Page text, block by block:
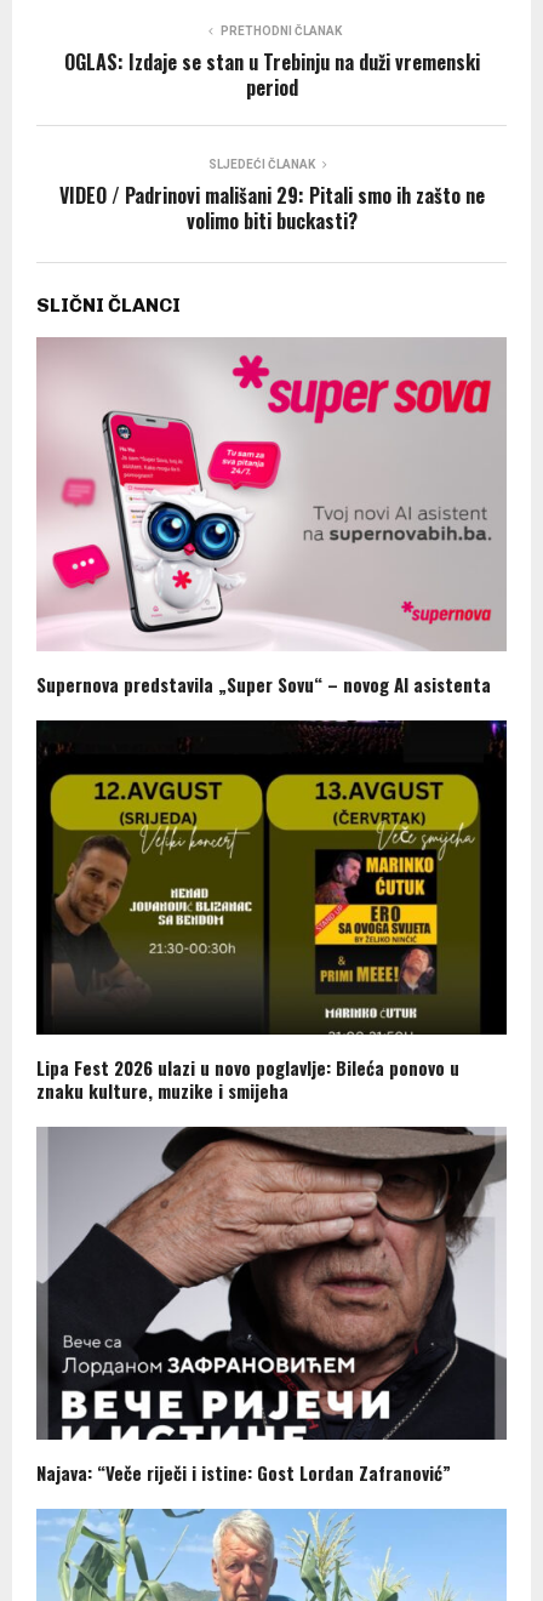
PRETHODNI ČLANAK
OGLAS: Izdaje se stan u Trebinju na duži vremenski
period
SLJEDEĆI ČLANAK
VIDEO / Padrinovi mališani 29: Pitali smo ih zašto ne
volimo biti buckasti?
SLIČNI ČLANCI
Supernova predstavila „Super Sovu“ – novog AI asistenta
Lipa Fest 2026 ulazi u novo poglavlje: Bileća ponovo u
znaku kulture, muzike i smijeha
Najava: “Veče riječi i istine: Gost Lordan Zafranović”